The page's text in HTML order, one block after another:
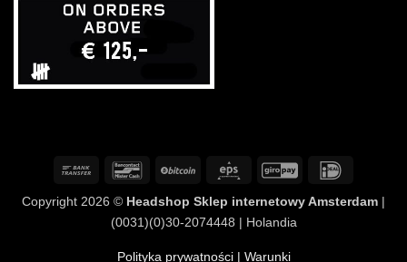
Przelew
BancontactBitCoin Eps GiroPay
Copyright 2026 © Headshop Sklep internetowy Amsterdam |
(0031)(0)30-2074448 | Holandia
Polityka prywatności| Warunki